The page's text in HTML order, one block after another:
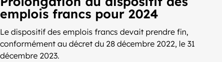
emplois francs pour 2024
Le dispositif des emplois francs devait prendre fin,
conformément au décret du 28 décembre 2022, le 31
décembre 2023.